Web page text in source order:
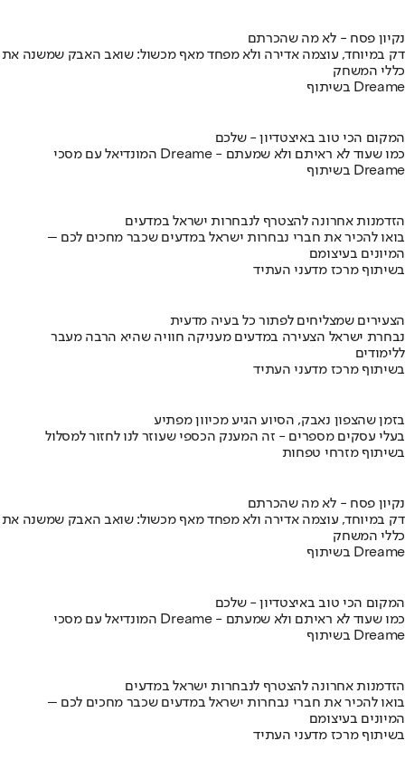
נקיון פסח - לא מה שהכרתם
דק במיוחד, עוצמה אדירה ולא מפחד מאף מכשול: שואב האבק שמשנה את
כללי המשחק
בשיתוף Dreame
המקום הכי טוב באיצטדיון - שלכם
המונדיאל עם מסכי Dreame - כמו שעוד לא ראיתם ולא שמעתם
בשיתוף Dreame
הזדמנות אחרונה להצטרף לנבחרות ישראל במדעים
בואו להכיר את חברי נבחרות ישראל במדעים שכבר מחכים לכם –
המיונים בעיצומם
בשיתוף מרכז מדעני העתיד
הצעירים שמצליחים לפתור כל בעיה מדעית
נבחרת ישראל הצעירה במדעים מעניקה חוויה שהיא הרבה מעבר
ללימודים
בשיתוף מרכז מדעני העתיד
בזמן שהצפון נאבק, הסיוע הגיע מכיוון מפתיע
בעלי עסקים מספרים - זה המענק הכספי שעוזר לנו לחזור למסלול
בשיתוף מזרחי טפחות
נקיון פסח - לא מה שהכרתם
דק במיוחד, עוצמה אדירה ולא מפחד מאף מכשול: שואב האבק שמשנה את
כללי המשחק
בשיתוף Dreame
המקום הכי טוב באיצטדיון - שלכם
המונדיאל עם מסכי Dreame - כמו שעוד לא ראיתם ולא שמעתם
בשיתוף Dreame
הזדמנות אחרונה להצטרף לנבחרות ישראל במדעים
בואו להכיר את חברי נבחרות ישראל במדעים שכבר מחכים לכם –
המיונים בעיצומם
בשיתוף מרכז מדעני העתיד